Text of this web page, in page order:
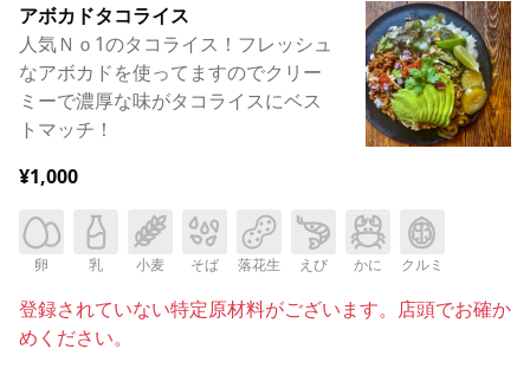
アボカドタコライス
人気Ｎｏ1のタコライス！フレッシュ
なアボカドを使ってますのでクリー
ミーで濃厚な味がタコライスにベス
トマッチ！
¥1,000
卵 乳 小麦 そば 落花生 えび かに クルミ
登録されていない特定原材料がございます。店頭でお確か
めください。